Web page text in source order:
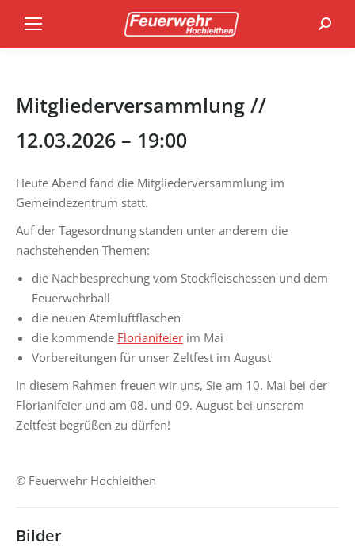
Mitgliederversammlung //
12.03.2026 – 19:00
Heute Abend fand die Mitgliederversammlung im
Gemeindezentrum statt.
Auf der Tagesordnung standen unter anderem die
nachstehenden Themen:
die Nachbesprechung vom Stockfleischessen und dem
Feuerwehrball
die neuen Atemluftflaschen
die kommende Florianifeier im Mai
Vorbereitungen für unser Zeltfest im August
In diesem Rahmen freuen wir uns, Sie am 10. Mai bei der
Florianifeier und am 08. und 09. August bei unserem
Zeltfest begrüßen zu dürfen!
© Feuerwehr Hochleithen
Bilder